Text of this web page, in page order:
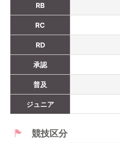
RB
RC
RD
承認
普及
ジュニア
競技区分